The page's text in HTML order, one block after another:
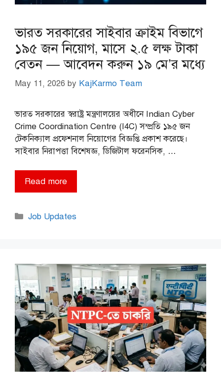
ভারত সরকারের সাইবার ক্রাইম বিভাগে
১৯৫ জন নিয়োগ, মাসে ২.৫ লক্ষ টাকা
বেতন — আবেদন করুন ১৯ মে’র মধ্যে
May 11, 2026 by KajKarmo Team
ভারত সরকারের স্বরাষ্ট্র মন্ত্রণালয়ের অধীনে Indian Cyber
Crime Coordination Centre (I4C) সম্প্রতি ১৯৫ জন
টেকনিক্যাল প্রফেশনাল নিয়োগের বিজ্ঞপ্তি প্রকাশ করেছে।
সাইবার নিরাপত্তা বিশেষজ্ঞ, ডিজিটাল ফরেনসিক, …
Read more
Categories
Job Updates